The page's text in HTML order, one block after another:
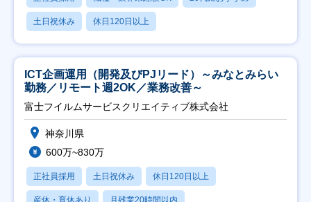
土日祝休み 休日120日以上
ICT企画運用（開発及びPJリード）～みなとみらい
勤務／リモート週2OK／業務改善～
富士フイルムサービスクリエイティブ株式会社
神奈川県
600万~830万
正社員採用 土日祝休み 休日120日以上
産休・育休あり 月残業20時間以内